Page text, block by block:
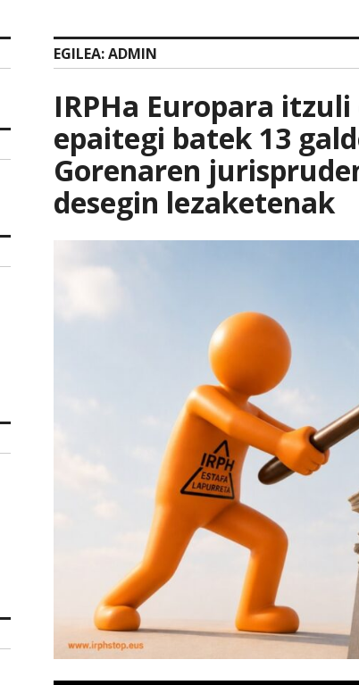
EGILEA:ADMIN
IRPHa Europara
epaitegi batek 13
Gorenaren
desegin lezaketenak